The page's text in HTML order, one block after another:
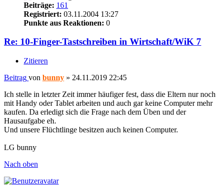
Beiträge: 161
Registriert: 03.11.2004 13:27
Punkte aus Reaktionen: 0
Re: 10-Finger-Tastschreiben in Wirtschaft/WiK 7
Zitieren
Beitrag von bunny » 24.11.2019 22:45
Ich stelle in letzter Zeit immer häufiger fest, dass die Eltern nur noch
mit Handy oder Tablet arbeiten und auch gar keine Computer mehr
kaufen. Da erledigt sich die Frage nach dem Üben und der
Hausaufgabe eh.
Und unsere Flüchtlinge besitzen auch keinen Computer.
LG bunny
Nach oben